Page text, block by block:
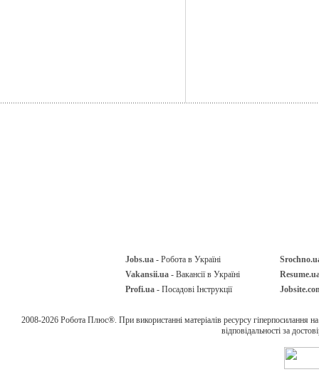
Jobs.ua - Робота в Україні
Vakansii.ua - Вакансії в Україні
Profi.ua - Посадові Інструкції
2008-2026 Робота Плюс®. При використанні матеріалів ресурсу гіперпосилання
відповідальності за